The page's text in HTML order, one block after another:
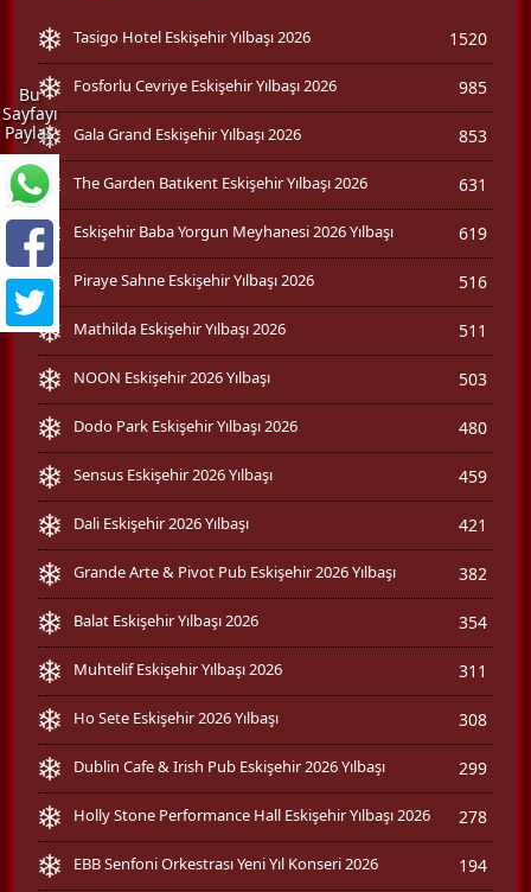
Bu
Sayfayı
Paylaş
Tasigo Hotel Eskişehir Yılbaşı 2026 1520
Fosforlu Cevriye Eskişehir Yılbaşı 2026 985
Gala Grand Eskişehir Yılbaşı 2026 853
The Garden Batıkent Eskişehir Yılbaşı 2026 631
Eskişehir Baba Yorgun Meyhanesi 2026 Yılbaşı 619
Piraye Sahne Eskişehir Yılbaşı 2026 516
Mathilda Eskişehir Yılbaşı 2026 511
NOON Eskişehir 2026 Yılbaşı 503
Dodo Park Eskişehir Yılbaşı 2026 480
Sensus Eskişehir 2026 Yılbaşı 459
Dali Eskişehir 2026 Yılbaşı 421
Grande Arte & Pivot Pub Eskişehir 2026 Yılbaşı 382
Balat Eskişehir Yılbaşı 2026 354
Muhtelif Eskişehir Yılbaşı 2026 311
Ho Sete Eskişehir 2026 Yılbaşı 308
Dublin Cafe & Irish Pub Eskişehir 2026 Yılbaşı 299
Holly Stone Performance Hall Eskişehir Yılbaşı 2026 278
EBB Senfoni Orkestrası Yeni Yıl Konseri 2026 194